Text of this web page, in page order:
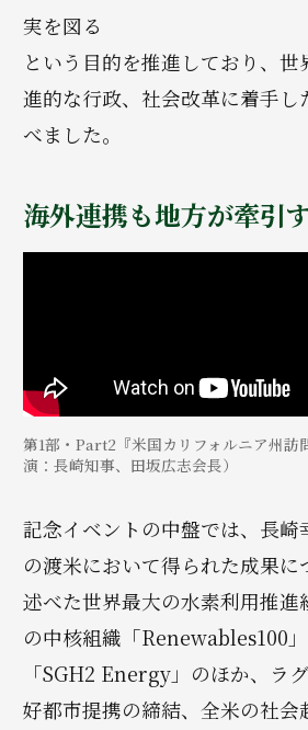
実を図る
という目的を推進しており、
進的な行政、社会改革に着手し
べました。
海外連携も地方が牽引
第1部・Part2『米国カリフォルニア州
演：長崎知事、田坂広志会長）
記念イベントの中盤では、長崎
の渡米において得られた成果に
述べた世界最大の水素利用推進
の中核組織「Renewables100
「SGH2 Energy」のほか、ラ
好都市提携の締結、全米の社会